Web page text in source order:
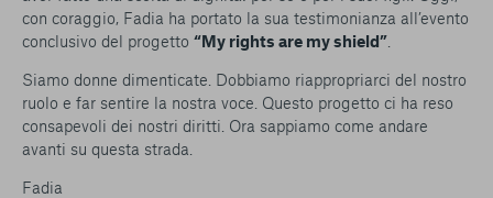
con coraggio, Fadia ha portato la sua testimonianza all’evento
conclusivo del progetto “My rights are my shield”
Siamo donne dimenticate. Dobbiamo riappropriarci del nostro
ruolo e far sentire la nostra voce. Questo progetto ci ha reso
consapevoli dei nostri diritti. Ora sappiamo come andare
avanti su questa strada.
Fadia